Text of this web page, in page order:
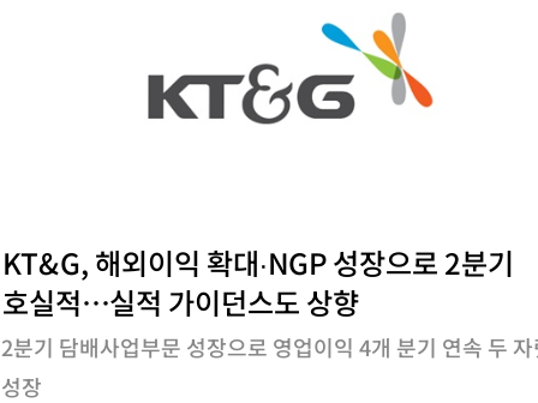
KT&G, 해외이익 확대∙NGP 성장으로 2분기
호실적…실적 가이던스도 상향
2분기 담배사업부문 성장으로 영업이익 4개 분기 연속 두
성장